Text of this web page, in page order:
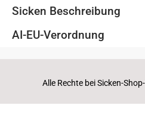
Sicken Beschreibung
AI-EU-Verordnung
Alle Rechte bei Sicken-